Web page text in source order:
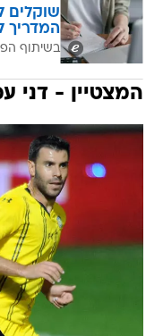
שוקלים
המדריך
בשיתוף
המצטיין - דני